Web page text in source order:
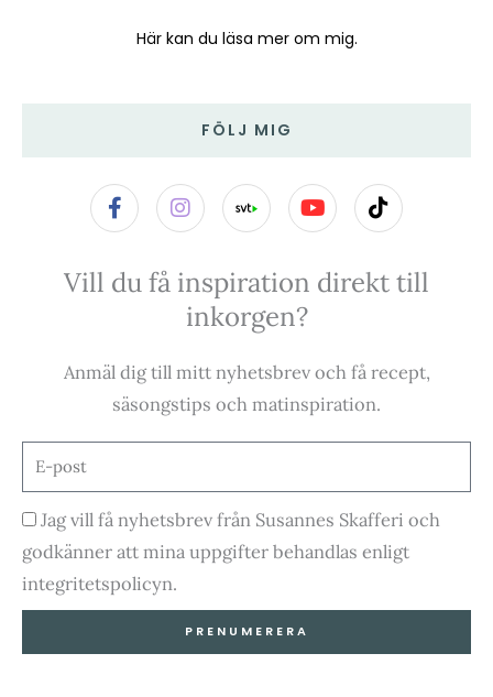
Här kan du läsa mer om mig.
FÖLJ MIG
F
a
c
b
-
I
n
s
a
g
r
m
Y
o
u
u
T
i
k
o
Vill du få inspiration direkt till
inkorgen?
Anmäl dig till mitt nyhetsbrev och få recept,
säsongstips och matinspiration.
E-
post
Godkännande
Jag vill få nyhetsbrev från Susannes Skafferi och
godkänner att mina uppgifter behandlas enligt
integritetspolicyn.
PRENUMERERA